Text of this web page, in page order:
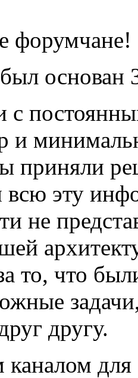
форумчане!
основан
с
и
приняли
всю эту
не
то, что
другу.
каналом